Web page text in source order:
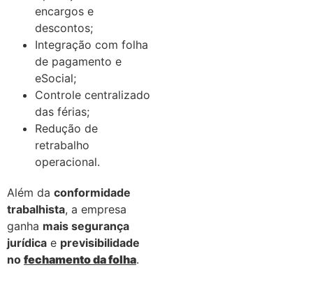
encargos e
descontos;
Integração com folha
de pagamento e
eSocial;
Controle centralizado
das férias;
Redução de
retrabalho
operacional.
Além da conformidade
trabalhista, a empresa
ganha mais segurança
jurídica e previsibilidade
no fechamento da folha.